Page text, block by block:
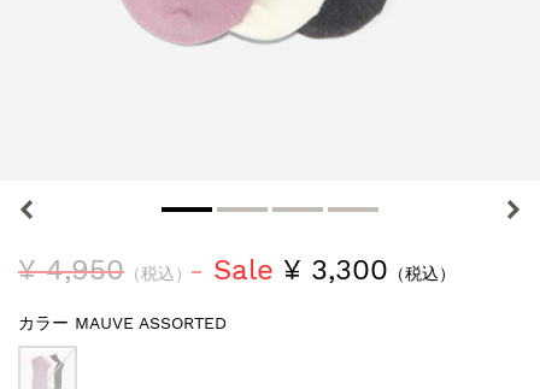
¥ 4,950 （税込） Sale ¥ 3,300 （税込）
カラー MAUVE ASSORTED